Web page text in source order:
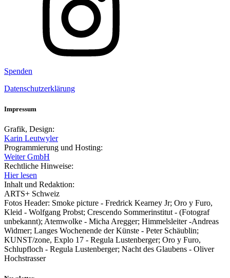
Spenden
Datenschutzerklärung
Impressum
Grafik, Design:
Karin Leutwyler
Programmierung und Hosting:
Weiter GmbH
Rechtliche Hinweise:
Hier lesen
Inhalt und Redaktion:
ARTS+ Schweiz
Fotos Header: Smoke picture - Fredrick Kearney Jr; Oro y Furo,
Kleid - Wolfgang Probst; Crescendo Sommerinstitut - (Fotograf
unbekannt); Atemwolke - Micha Aregger; Himmelsleiter -Andreas
Widmer; Langes Wochenende der Künste - Peter Schäublin;
KUNST/zone, Explo 17 - Regula Lustenberger; Oro y Furo,
Schlupfloch - Regula Lustenberger; Nacht des Glaubens - Oliver
Hochstrasser